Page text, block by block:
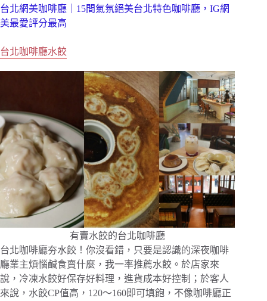
台北網美咖啡廳｜15間氣氛絕美台北特色咖啡廳，IG網
美最愛評分最高
台北咖啡廳水餃
有賣水餃的台北咖啡廳
台北咖啡廳夯水餃！你沒看錯，只要是認識的深夜咖啡
廳業主煩惱鹹食賣什麼，我一率推薦水餃。於店家來
說，冷凍水餃好保存好料理，進貨成本好控制；於客人
來說，水餃CP值高，120～160即可填飽，不像咖啡廳正